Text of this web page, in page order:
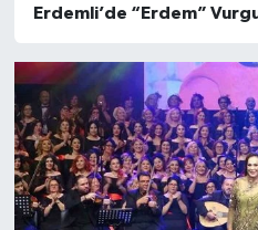
Erdemli’de “Erdem”